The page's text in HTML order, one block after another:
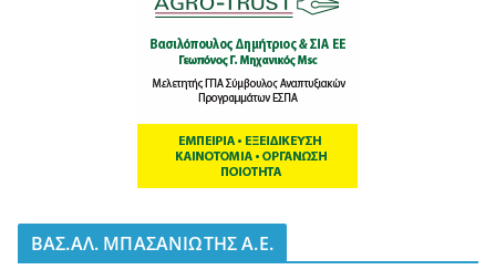
BΑΣ.ΑΛ. ΜΠΑΣΑΝΙΩΤΗΣ Α.Ε.